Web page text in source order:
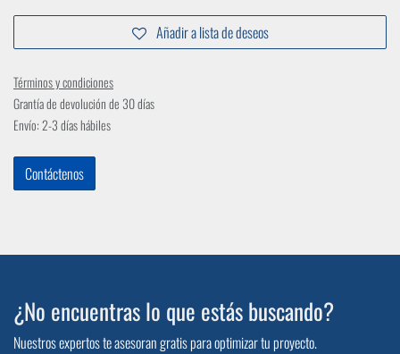
Añadir a lista de deseos
Términos y condiciones
Grantía de devolución de 30 días
Envío: 2-3 días hábiles
Contáctenos
¿No encuentras lo que estás buscando?
Nuestros expertos te asesoran gratis para optimizar tu proyecto.